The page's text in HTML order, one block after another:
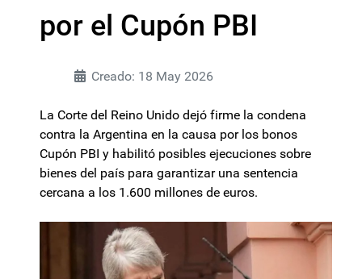
por el Cupón PBI
Creado: 18 May 2026
La Corte del Reino Unido dejó firme la condena
contra la Argentina en la causa por los bonos
Cupón PBI y habilitó posibles ejecuciones sobre
bienes del país para garantizar una sentencia
cercana a los 1.600 millones de euros.